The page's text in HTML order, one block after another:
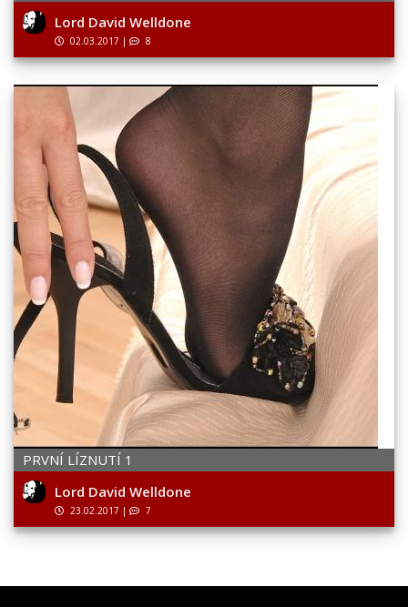
Lord David Welldone
02.03.2017 | 8
PRVNÍ LÍZNUTÍ 1
Lord David Welldone
23.02.2017 | 7